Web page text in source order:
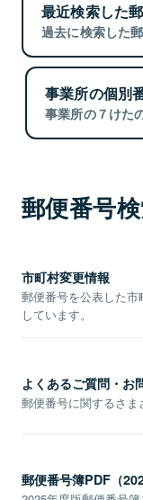
最近検索した
過去に検索した
事業所の個別
事業所の７けた
郵便番号
市町村変更情報
郵便番号を公表した
しています。
よくあるご質問・お
郵便番号に関するさま
郵便番号簿PDF（